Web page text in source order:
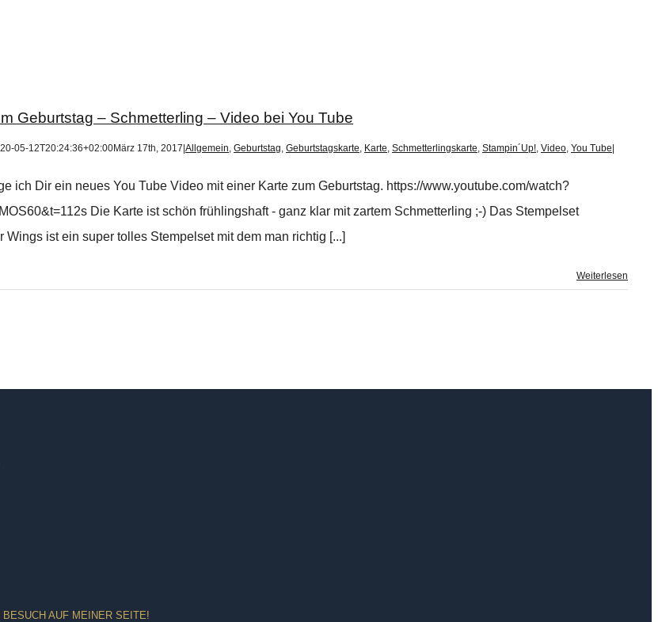
Geburtstag – Schmetterling – Video bei You Tube
05-12T20:24:36+02:00März 17th, 2017 Allgemein, Geburtstag, Geburtstagskarte, Karte, Schmetterlingskarte, Stampin´Up!, Video, You Tube
ich Dir ein neues You Tube Video mit einer Karte zum Geburtstag. https://www.youtube.com/watch?
Die Karte ist schön frühlingshaft - ganz klar mit zartem Schmetterling ;-) Das Stempelset
Wings ist ein super tolles Stempelset mit dem man richtig [...]
Weiterlesen
AUF MEINER SEITE!